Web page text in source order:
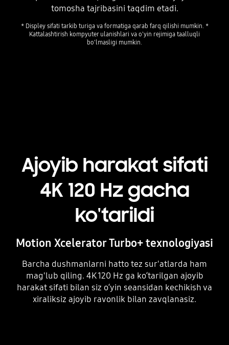
tomosha tajribasini taqdim etadi.
* Displey sifati tarkib turiga va formatiga qarab farq qilishi mumkin. *
Kattalashtirish kompyuter ulanishlari va o'yin rejimiga taalluqli
bo'lmasligi mumkin.
Ajoyib harakat sifati
4K 120 Hz gacha
ko'tarildi
Motion Xcelerator Turbo+ texnologiyasi
Barcha dushmanlarni hatto tez sur'atlarda ham
mag'lub qiling. 4K 120 Hz ga ko‘tarilgan ajoyib
harakat sifati bilan siz o‘yin seansidan kechikish va
xiraliksiz ajoyib ravonlik bilan zavqlanasiz.